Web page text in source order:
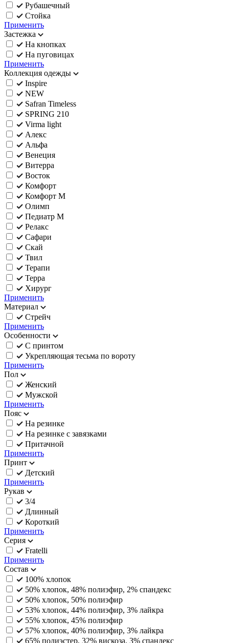
Рубашечный
Стойка
Применить
Застежка
На кнопках
На пуговицах
Применить
Коллекция одежды
Inspire
NEW
Safran Timeless
SPRING 210
Virma light
Алекс
Альфа
Венеция
Витерра
Восток
Комфорт
Комфорт М
Олимп
Педиатр М
Релакс
Сафари
Скай
Твил
Терапи
Терра
Хирург
Применить
Материал
Стрейч
Применить
Особенности
С принтом
Укрепляющая тесьма по вороту
Применить
Пол
Женский
Мужской
Применить
Пояс
На резинке
На резинке с завязками
Притачной
Применить
Принт
Детский
Применить
Рукав
3/4
Длинный
Короткий
Применить
Серия
Fratelli
Применить
Состав
100% хлопок
50% хлопок, 48% полиэфир, 2% спандекс
50% хлопок, 50% полиэфир
53% хлопок, 44% полиэфир, 3% лайкра
55% хлопок, 45% полиэфир
57% хлопок, 40% полиэфир, 3% лайкра
65% полиэстер, 32% вискоза, 3% спандекс